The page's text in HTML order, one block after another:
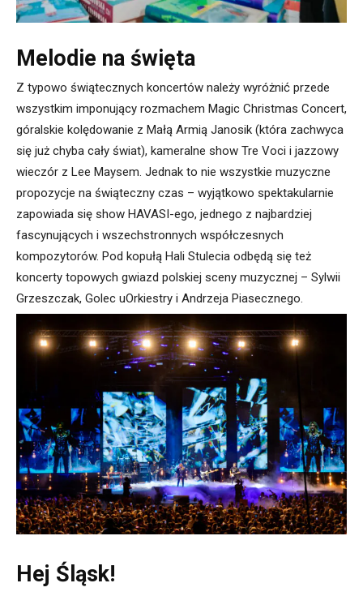
Melodie na święta
Z typowo świątecznych koncertów należy wyróżnić przede
wszystkim imponujący rozmachem Magic Christmas Concert,
góralskie kolędowanie z Małą Armią Janosik (która zachwyca
się już chyba cały świat), kameralne show Tre Voci i jazzowy
wieczór z Lee Maysem. Jednak to nie wszystkie muzyczne
propozycje na świąteczny czas – wyjątkowo spektakularnie
zapowiada się show HAVASI-ego, jednego z najbardziej
fascynujących i wszechstronnych współczesnych
kompozytorów. Pod kopułą Hali Stulecia odbędą się też
koncerty topowych gwiazd polskiej sceny muzycznej – Sylwii
Grzeszczak, Golec uOrkiestry i Andrzeja Piasecznego.
Hej Śląsk!